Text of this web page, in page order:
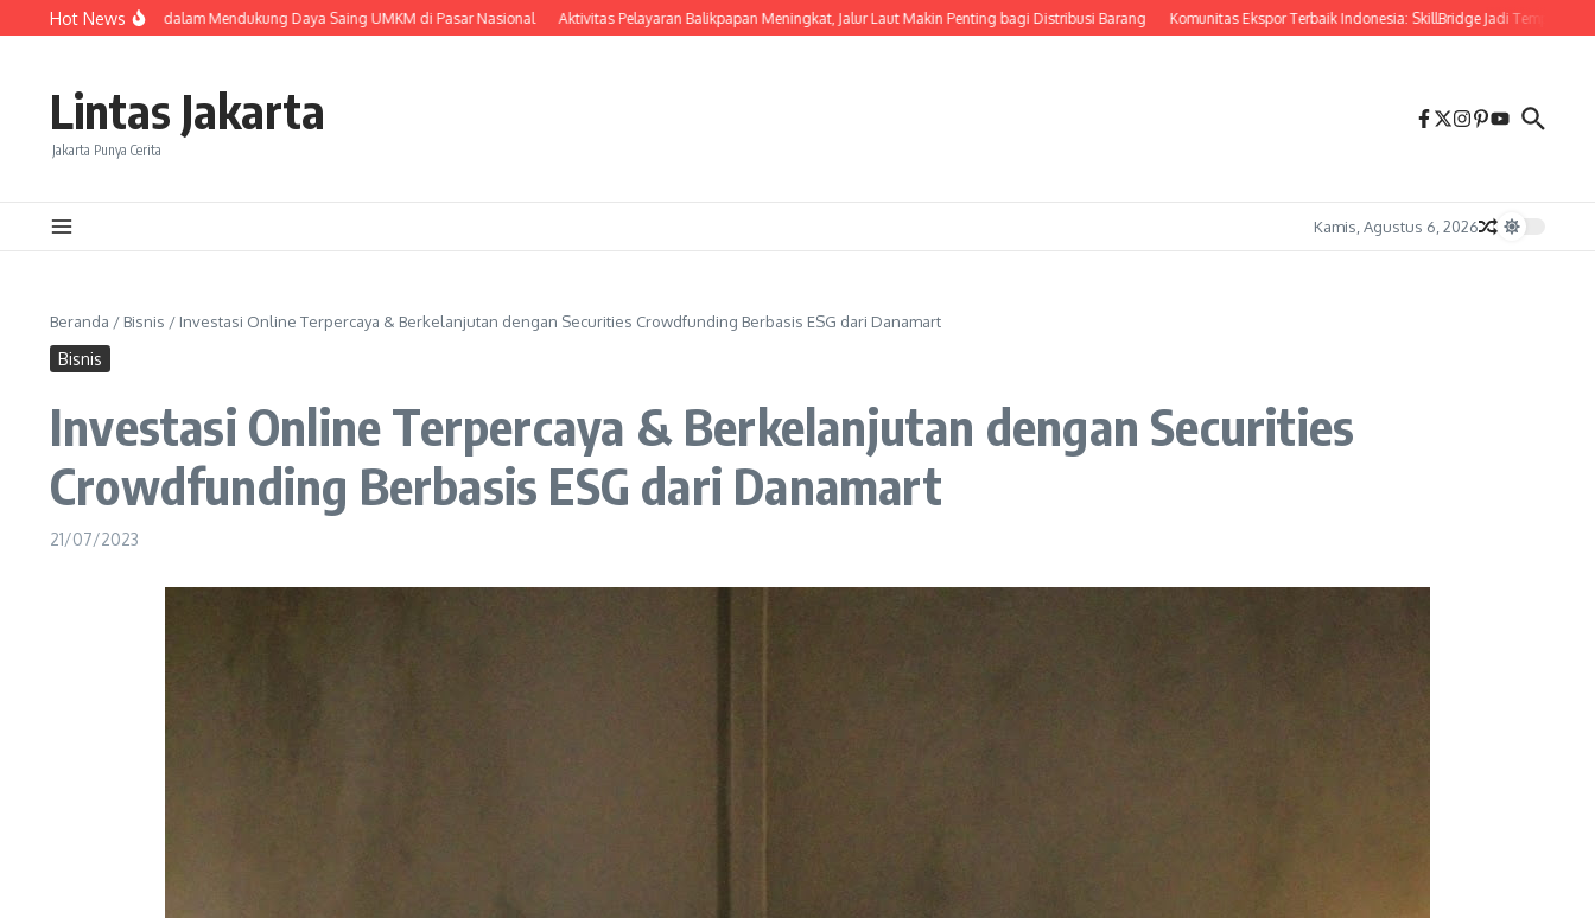
Lewati ke konten
Hot News
Murah dalam Mendukung Daya Saing UMKM di Pasar Nasional Aktivitas Pelayaran Balikpapan Meningkat, Jalur Laut Makin Penting bagi Distribusi Barang Komunitas Ekspor Terbaik Indonesia: SkillBridge Jadi Tempat Belajar dan
Lintas Jakarta
Jakarta Punya Cerita
Kamis, Agustus 6, 2026
Beranda / Bisnis / Investasi Online Terpercaya & Berkelanjutan dengan Securities Crowdfunding Berbasis ESG dari Danamart
Bisnis
Investasi Online Terpercaya & Berkelanjutan dengan Securities
Crowdfunding Berbasis ESG dari Danamart
21/07/2023